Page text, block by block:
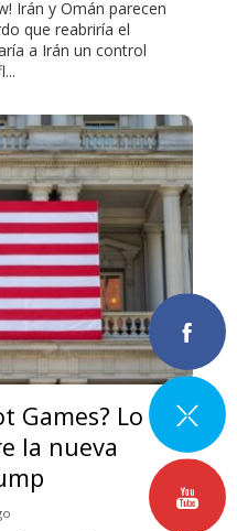
Irán y Omán parecen
que reabriría el
a Irán un control
Games? Lo que
la nueva